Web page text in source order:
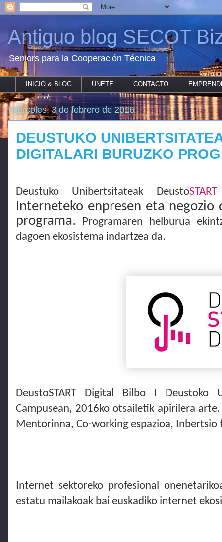
Antiguo blog SECOT
Seniors para la Cooperación Técnica
INICIO & BLOG ÚNETE CONTACTO
miércoles, 3 de febrero de 2016
DEUSTUKO
DIGITALARI BURUZKO
Deustuko Unibertsitateak DeustoSTART
Interneteko enpresen eta
programa. Programaren helburua
dagoen ekosistema indartzea da.
DeustoSTART Digital Bilbo I Deustoko
Campusean, 2016ko otsailetik apirilera
Mentorinna, Co-working espazioa, Inbertsio
Internet sektoreko profesional
estatu mailakoak bai euskadiko internet